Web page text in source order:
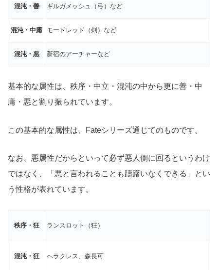
混沌・善 ギルガメッシュ（弓）など
混沌・中庸 モードレッド（剣）など
混沌・悪 新宿のアーチャーなど
基本的な属性は、秩序・中立・混沌の中から更に善・中
庸・悪と割り振られています。
この基本的な属性は、Fateシリーズ通じてのものです。
なお、悪属性だからといって必ず悪人側に回るというわけ
ではなく、「悪と言われることも躊躇いなくできる」とい
う性格が表れています。
秩序・狂 ランスロット（狂）
混沌・狂 ヘラクレス、森長可